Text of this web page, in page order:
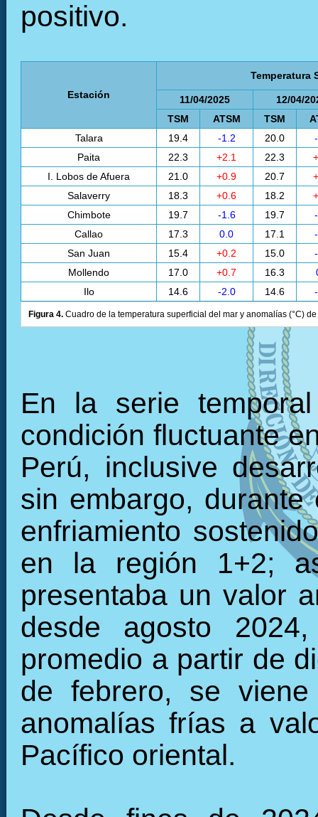
Estación
Temperatura
11/04/2025
12/04/
TSM
ATSM TSM
Talara
19.4 -1.2 20.0
Paita
22.3 +2.1 22.3
I. Lobos de Afuera
21.0 +0.9 20.7
Salaverry
18.3 +0.6 18.2
Chimbote
19.7 -1.6 19.7
Callao
17.3 0.0 17.1
San Juan
15.4 +0.2 15.0
Mollendo
17.0 +0.7 16.3
Ilo
14.6 -2.0 14.6
Figura 4. Cuadro de la temperatura superficial del mar y anomalías (°C)
En la serie
condición fluctuante
Perú, inclusive
sin embargo,
enfriamiento
en la región 1+2;
presentaba un valor
desde agosto
promedio a partir de
de febrero, se
anomalías frías a
Pacífico oriental.